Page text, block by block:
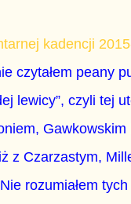
kadencji
czytałem peany
lewicy”, czyli tej
Gawkowskim
z Czarzastym,
rozumiałem